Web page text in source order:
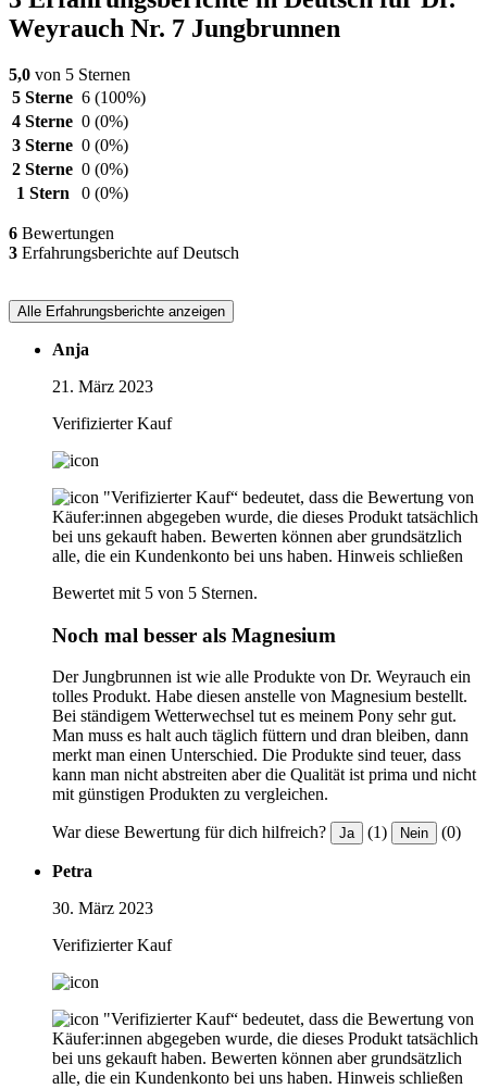
Weyrauch Nr. 7 Jungbrunnen
5,0 von 5 Sternen
5 Sterne 6 (100%)
4 Sterne 0 (0%)
3 Sterne 0 (0%)
2 Sterne 0 (0%)
1 Stern
0 (0%)
6 Bewertungen
3 Erfahrungsberichte auf Deutsch
Alle Erfahrungsberichte anzeigen
Anja
21. März 2023
Verifizierter Kauf
"Verifizierter Kauf“ bedeutet, dass die Bewertung von
Käufer:innen abgegeben wurde, die dieses Produkt tatsächlich
bei uns gekauft haben. Bewerten können aber grundsätzlich
alle, die ein Kundenkonto bei uns haben. Hinweis schließen
Bewertet mit 5 von 5 Sternen.
Noch mal besser als Magnesium
Der Jungbrunnen ist wie alle Produkte von Dr. Weyrauch ein
tolles Produkt. Habe diesen anstelle von Magnesium bestellt.
Bei ständigem Wetterwechsel tut es meinem Pony sehr gut.
Man muss es halt auch täglich füttern und dran bleiben, dann
merkt man einen Unterschied. Die Produkte sind teuer, dass
kann man nicht abstreiten aber die Qualität ist prima und nicht
mit günstigen Produkten zu vergleichen.
War diese Bewertung für dich hilfreich? Ja (1) Nein (0)
Petra
30. März 2023
Verifizierter Kauf
"Verifizierter Kauf“ bedeutet, dass die Bewertung von
Käufer:innen abgegeben wurde, die dieses Produkt tatsächlich
bei uns gekauft haben. Bewerten können aber grundsätzlich
alle, die ein Kundenkonto bei uns haben. Hinweis schließen